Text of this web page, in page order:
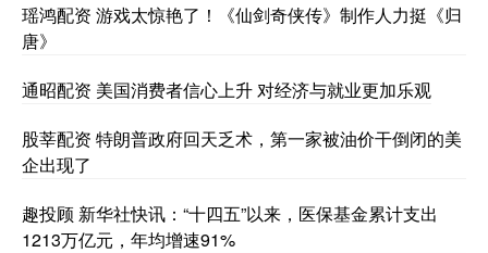
瑶鸿配资 游戏太惊艳了！《仙剑奇侠传》制作人力挺《归
唐》
通昭配资 美国消费者信心上升 对经济与就业更加乐观
股莘配资 特朗普政府回天乏术，第一家被油价干倒闭的美
企出现了
趣投顾 新华社快讯：“十四五”以来，医保基金累计支出
1213万亿元，年均增速91%